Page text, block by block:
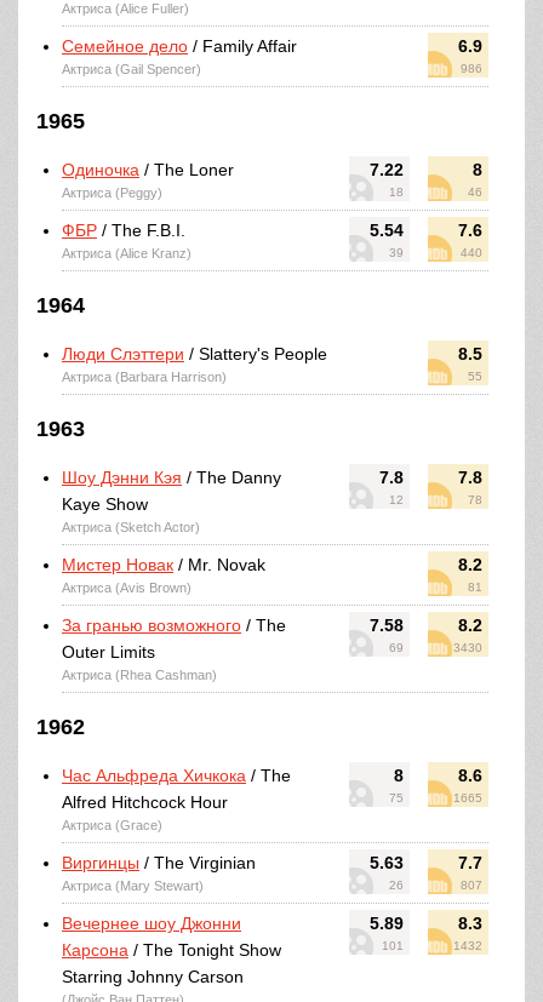
Актриса (Alice Fuller)
6.9
986
Семейное дело / Family Affair
Актриса (Gail Spencer)
1965
7.22
18
8
46
Одиночка / The Loner
Актриса (Peggy)
5.54
39
7.6
440
ФБР / The F.B.I.
Актриса (Alice Kranz)
1964
8.5
55
Люди Слэттери / Slattery's People
Актриса (Barbara Harrison)
1963
7.8
12
7.8
78
Шоу Дэнни Кэя / The Danny
Kaye Show
Актриса (Sketch Actor)
8.2
81
Мистер Новак / Mr. Novak
Актриса (Avis Brown)
7.58
69
8.2
3430
За гранью возможного / The
Outer Limits
Актриса (Rhea Cashman)
1962
8
75
8.6
1665
Час Альфреда Хичкока / The
Alfred Hitchcock Hour
Актриса (Grace)
5.63
26
7.7
807
Виргинцы / The Virginian
Актриса (Mary Stewart)
5.89
101
8.3
1432
Вечернее шоу Джонни
Карсона / The Tonight Show
Starring Johnny Carson